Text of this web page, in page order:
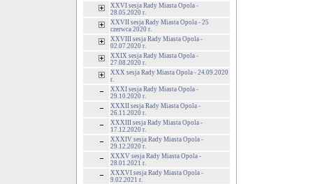
XXVI sesja Rady Miasta Opola -
28.05.2020 r.
XXVII sesja Rady Miasta Opola - 25
czerwca 2020 r.
XXVIII sesja Rady Miasta Opola -
02.07.2020 r.
XXIX sesja Rady Miasta Opola -
27.08.2020 r.
XXX sesja Rady Miasta Opola - 24.09.2020
r.
XXXI sesja Rady Miasta Opola -
29.10.2020 r.
XXXII sesja Rady Miasta Opola -
26.11.2020 r.
XXXIII sesja Rady Miasta Opola -
17.12.2020 r.
XXXIV sesja Rady Miasta Opola -
29.12.2020 r.
XXXV sesja Rady Miasta Opola -
28.01.2021 r.
XXXVI sesja Rady Miasta Opola -
9.02.2021 r.